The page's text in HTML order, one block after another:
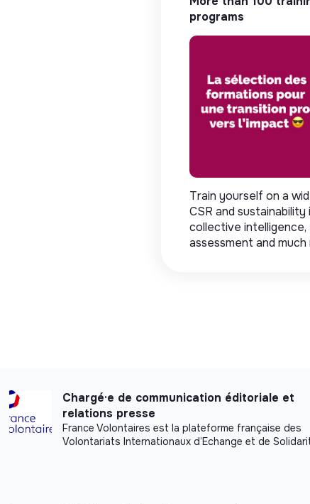
programs
Train yourself on a
CSR and sustainability
collective intelligence,
assessment and much
Chargé·e de communication éditoriale et
relations presse
France Volontaires est la plateforme française des
Volontariats Internationaux d’Echange et de